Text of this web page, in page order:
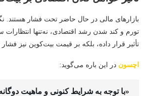
بازارهای مالی در حال حاضر تحت فشار هستند.
تورم و کند شدن رشد اقتصادی، نه‌تنها انتظارات
تأثیر قرار داده، بلکه بر قیمت بیت‌کوین نیز
اچسون در این باره می‌گوید:
«با توجه به شرایط کنونی و ماهیت